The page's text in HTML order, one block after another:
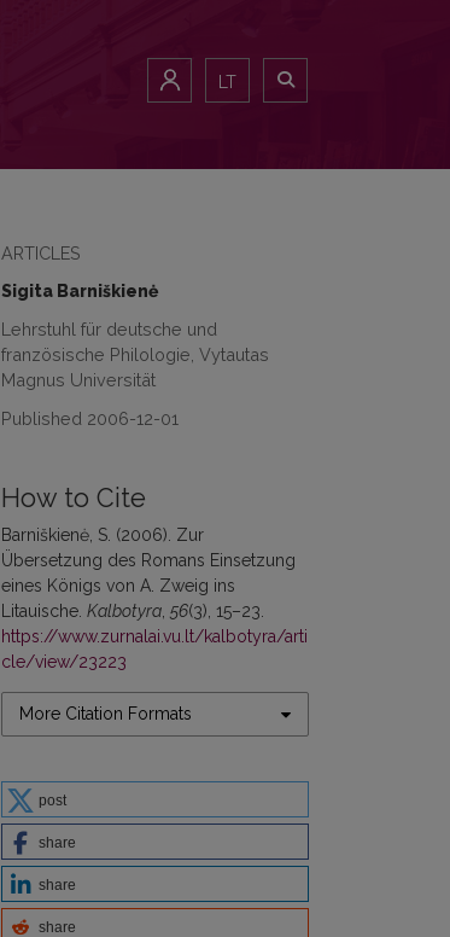
LT
ARTICLES
Sigita Barniškienė
Lehrstuhl für deutsche und
französische Philologie, Vytautas
Magnus Universität
Published 2006-12-01
How to Cite
Barniškienė, S. (2006). Zur
Übersetzung des Romans Einsetzung
eines Königs von A. Zweig ins
Litauische. Kalbotyra 56(3), 15–23.
https://www.zurnalai.vu.lt/kalbotyra/arti
cle/view/23223
More Citation Formats
post
share
share
share